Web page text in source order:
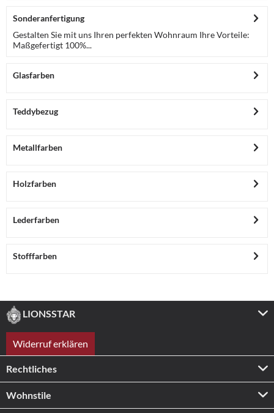
Sonderanfertigung
Gestalten Sie mit uns Ihren perfekten Wohnraum Ihre Vorteile:
Maßgefertigt 100%...
Glasfarben
Teddybezug
Metallfarben
Holzfarben
Lederfarben
Stofffarben
LIONSSTAR
Widerruf erklären
Rechtliches
Wohnstile